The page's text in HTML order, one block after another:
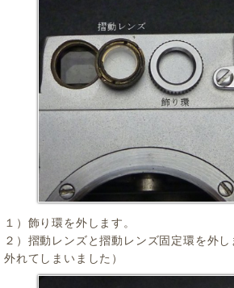
１）飾り環を外します。
２）摺動レンズと摺動レンズ固定環を外
外れてしまいました）